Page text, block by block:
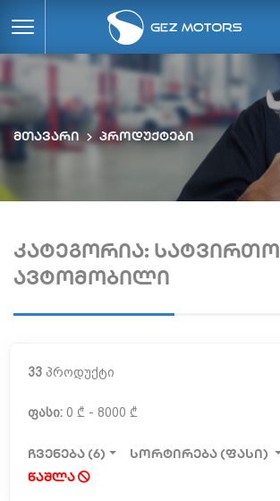
მთავარი პროდუქტები
კატეგორია: სატვირთო
ავტომობილი
33 პროდუქტი
ფასი: 0 ₾ - 8000 ₾
ჩვენება (6) სორტირება (ფასი)
წაშლა